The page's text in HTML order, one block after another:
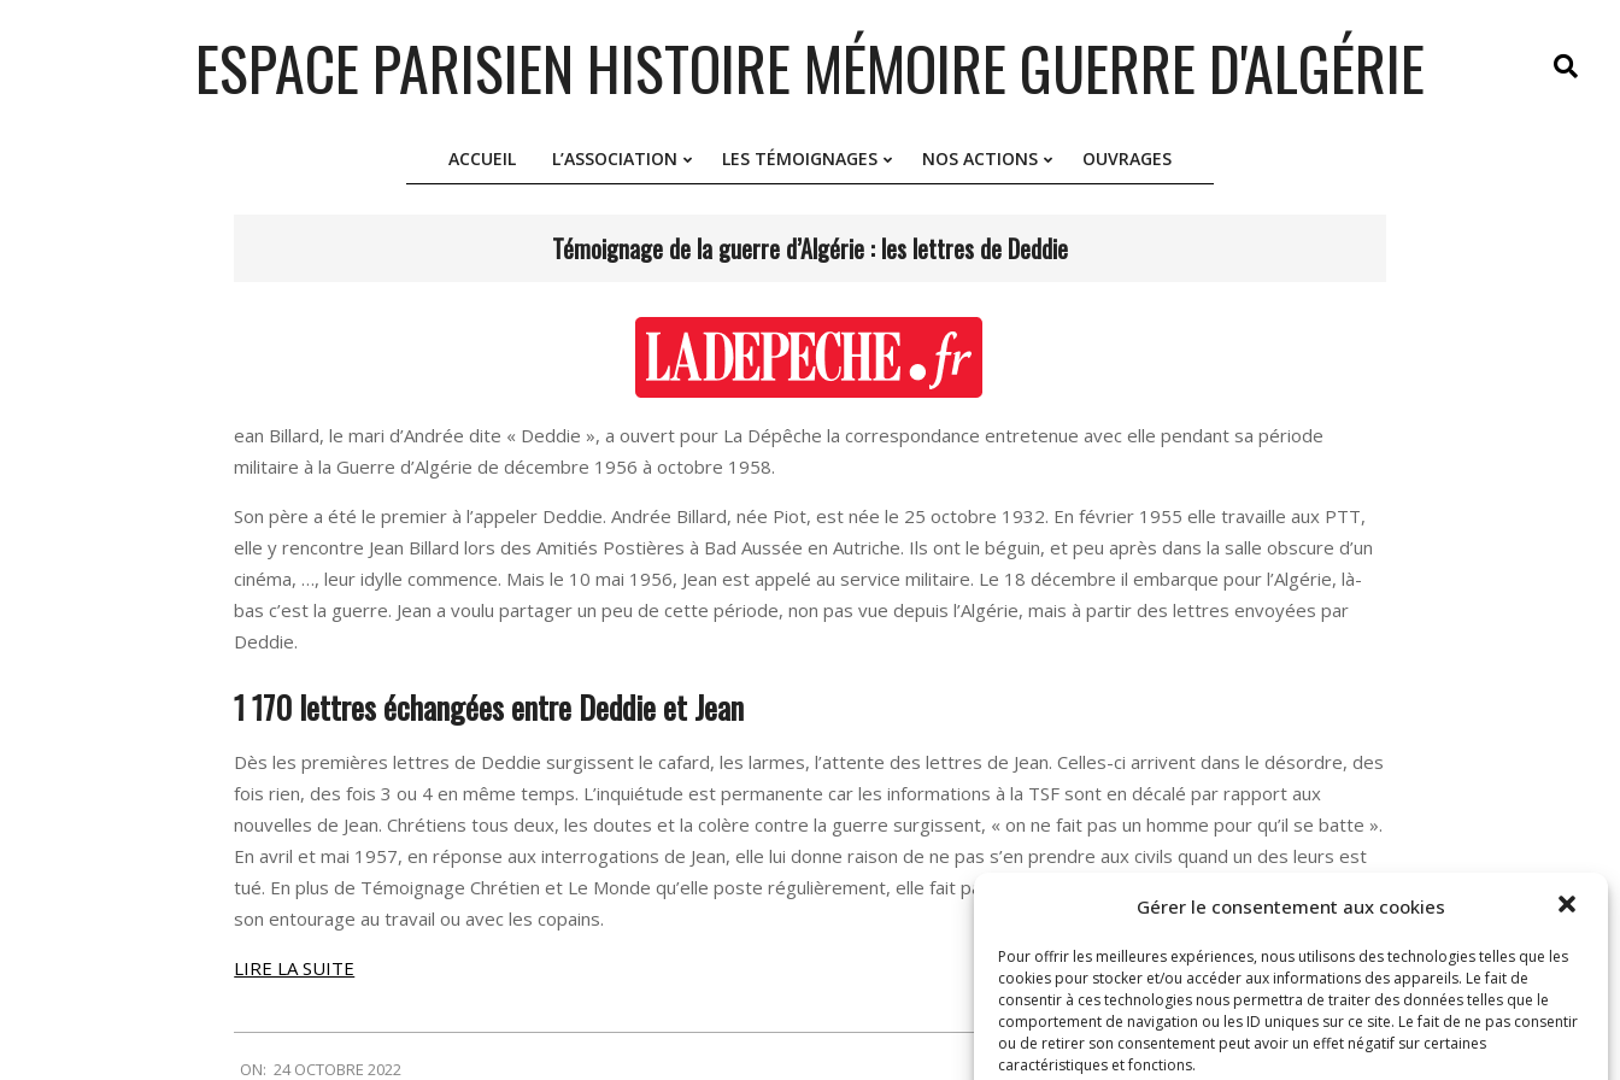
Gérer le consentement aux cookies
Pour offrir les meilleures expériences, nous utilisons des technologies telles que les
cookies pour stocker et/ou accéder aux informations des appareils. Le fait de
consentir à ces technologies nous permettra de traiter des données telles que le
comportement de navigation ou les ID uniques sur ce site. Le fait de ne pas consentir
ou de retirer son consentement peut avoir un effet négatif sur certaines
caractéristiques et fonctions.
ESPACE PARISIEN HISTOIRE MÉMOIRE GUERRE D'ALGÉRIE Search
Primary
Menu
ACCUEIL L’ASSOCIATION LES TÉMOIGNAGES NOS ACTIONS OUVRAGES
Témoignage de la guerre d’Algérie : les lettres de Deddie
ean Billard, le mari d’Andrée dite « Deddie », a ouvert pour La Dépêche la correspondance entretenue avec elle pendant sa période
militaire à la Guerre d’Algérie de décembre 1956 à octobre 1958.
Son père a été le premier à l’appeler Deddie. Andrée Billard, née Piot, est née le 25 octobre 1932. En février 1955 elle travaille aux PTT,
elle y rencontre Jean Billard lors des Amitiés Postières à Bad Aussée en Autriche. Ils ont le béguin, et peu après dans la salle obscure d’un
cinéma, …, leur idylle commence. Mais le 10 mai 1956, Jean est appelé au service militaire. Le 18 décembre il embarque pour l’Algérie, là-
bas c’est la guerre. Jean a voulu partager un peu de cette période, non pas vue depuis l’Algérie, mais à partir des lettres envoyées par
Deddie.
1 170 lettres échangées entre Deddie et Jean
Dès les premières lettres de Deddie surgissent le cafard, les larmes, l’attente des lettres de Jean. Celles-ci arrivent dans le désordre, des
fois rien, des fois 3 ou 4 en même temps. L’inquiétude est permanente car les informations à la TSF sont en décalé par rapport aux
nouvelles de Jean. Chrétiens tous deux, les doutes et la colère contre la guerre surgissent, « on ne fait pas un homme pour qu’il se batte ».
En avril et mai 1957, en réponse aux interrogations de Jean, elle lui donne raison de ne pas s’en prendre aux civils quand un des leurs est
tué. En plus de Témoignage Chrétien et Le Monde qu’elle poste régulièrement, elle fait part des divergences d’opinions sur la guerre dans
son entourage au travail ou avec les copains.
LIRE LA SUITE
ON: 24 OCTOBRE 2022